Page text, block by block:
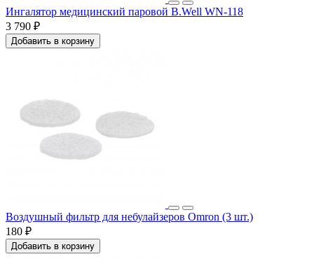
Ингалятор медицинский паровой B.Well WN-118
3 790 ₽
Добавить в корзину
Воздушный фильтр для небулайзеров Omron (3 шт.)
180 ₽
Добавить в корзину